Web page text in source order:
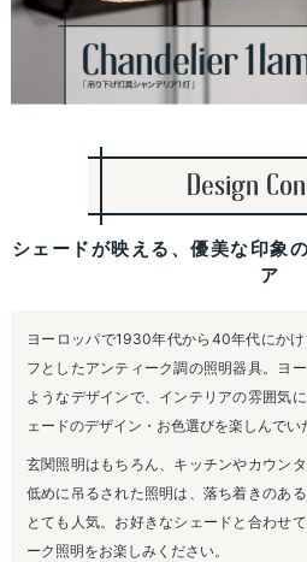
Design
シェードが映える、優美な印象
ア
ヨーロッパで1930年代から40年代にか
フとしたアンティーク調の照明器具。ヨ
ようなデザインで、インテリアの雰囲気
ェードのデザイン・お色選びを楽しんでい
玄関照明はもちろん、キッチンやカウン
低めに吊るされた照明は、落ち着きのあ
とても人気。お好きなシェードと合わせ
ーク照明をお楽しみください。